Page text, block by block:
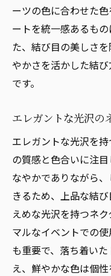
ーツの色に合わせた
ートを統一感あるも
た、結び目の美しさ
やかさを活かした結
です。
エレガントな光沢の
エレガントな光沢を
の質感と色合いに注
なやかでありながら
きるため、上品な結
えめな光沢を持つネ
マルなイベントでの
も重要で、落ち着い
え、鮮やかな色は個